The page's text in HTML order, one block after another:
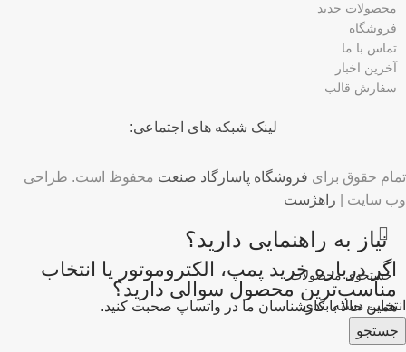
محصولات جدید
فروشگاه
تماس با ما
آخرین اخبار
سفارش قالب
لینک شبکه های اجتماعی:
تمام حقوق برای فروشگاه پاسارگاد صنعت محفوظ است. طراحی
وب سایت | راهژست
انتخاب دسته بندی
جستجو
نیاز به راهنمایی دارید؟
اگر درباره خرید پمپ، الکتروموتور یا انتخاب
مناسب‌ترین محصول سوالی دارید؟
همین حالا با کارشناسان ما در واتساپ صحبت کنید.